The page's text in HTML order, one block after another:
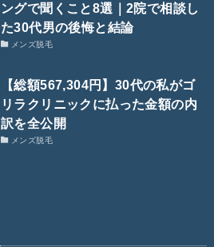
ングで聞くこと8選｜2院で相談し
た30代男の後悔と結論
メンズ脱毛
【総額567,304円】30代の私がゴ
リラクリニックに払った金額の内
訳を全公開
メンズ脱毛